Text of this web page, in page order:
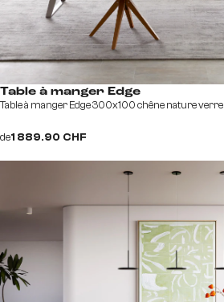
Table à manger Edge
Table à manger Edge 300x100 chêne nature verre
de1 889.90 CHF